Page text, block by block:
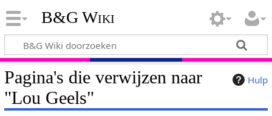
B&G Wiki
Hulp
Pagina's die verwijzen naar
"Lou Geels"